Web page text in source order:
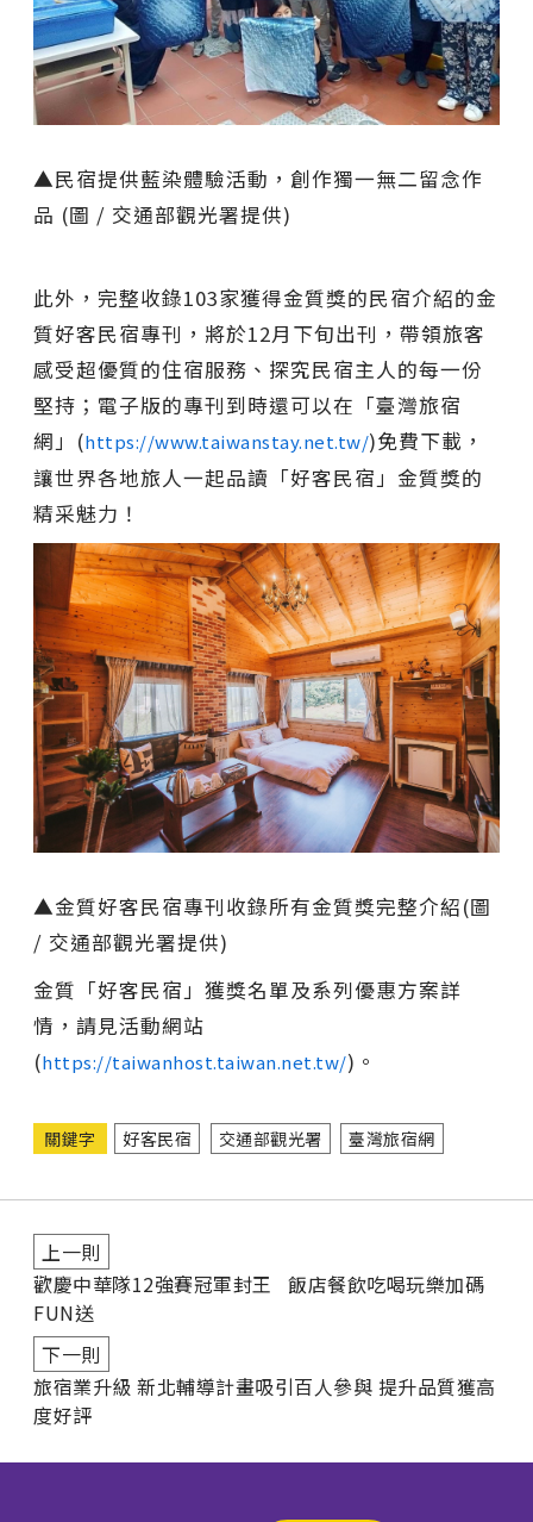
▲民宿提供藍染體驗活動，創作獨一無二留念作
品 (圖 / 交通部觀光署提供)
此外，完整收錄103家獲得金質獎的民宿介紹的金
質好客民宿專刊，將於12月下旬出刊，帶領旅客
感受超優質的住宿服務、探究民宿主人的每一份
堅持；電子版的專刊到時還可以在「臺灣旅宿
網」(https://www.taiwanstay.net.tw/)免費下載，
讓世界各地旅人一起品讀「好客民宿」金質獎的
精采魅力！
▲金質好客民宿專刊收錄所有金質獎完整介紹(圖
/ 交通部觀光署提供)
金質「好客民宿」獲獎名單及系列優惠方案詳
情，請見活動網站
(https://taiwanhost.taiwan.net.tw/)。
關鍵字 好客民宿 交通部觀光署 臺灣旅宿網
上一則
歡慶中華隊12強賽冠軍封王 飯店餐飲吃喝玩樂加碼
FUN送
下一則
旅宿業升級 新北輔導計畫吸引百人參與 提升品質獲高
度好評